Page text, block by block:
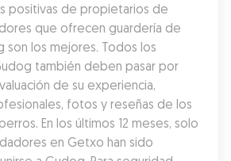
positivas de propietarios de
que ofrecen guardería de
son los mejores. Todos los
también deben pasar por
de su experiencia,
fotos y reseñas de los
En los últimos 12 meses, solo
en Getxo han sido